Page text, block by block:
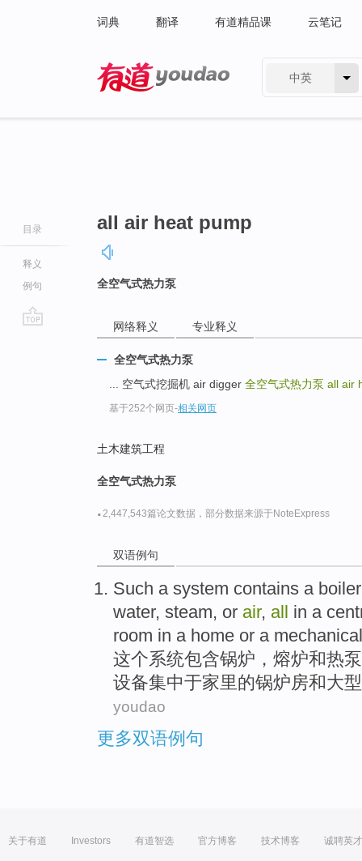
词典 翻译 有道精品课 云笔记
中英
目录
释义
例句
all air heat pump
全空气式热力泵
网络释义 专业释义
全空气式热力泵
... 空气式挖掘机 air digger 全空气式热力泵 all air
基于252个网页-相关网页
土木建筑工程
全空气式热力泵
· 2,447,543篇论文数据，部分数据来源于NoteExpress
双语例句
Such a system contains a boiler
water, steam, or air, all in a
room in a home or a
这个系统包含锅炉 ， 熔炉和热泵
设备集中于家里的锅炉房和大型
youdao
更多双语例句
关于有道 Investors 有道智选 官方博客 技术博客 诚聘英才